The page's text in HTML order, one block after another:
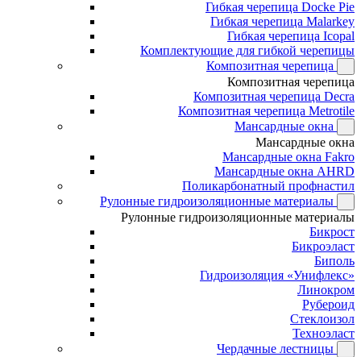
Гибкая черепица Docke Pie
Гибкая черепица Malarkey
Гибкая черепица Icopal
Комплектующие для гибкой черепицы
Композитная черепица
Композитная черепица
Композитная черепица Decra
Композитная черепица Metrotile
Мансардные окна
Мансардные окна
Мансардные окна Fakro
Мансардные окна AHRD
Поликарбонатный профнастил
Рулонные гидроизоляционные материалы
Рулонные гидроизоляционные материалы
Бикрост
Бикроэласт
Биполь
Гидроизоляция «Унифлекс»
Линокром
Рубероид
Стеклоизол
Техноэласт
Чердачные лестницы